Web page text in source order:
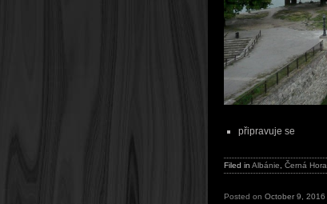
připravuje se
Filed in Albánie Černá Hora
Posted on October 9, 2016